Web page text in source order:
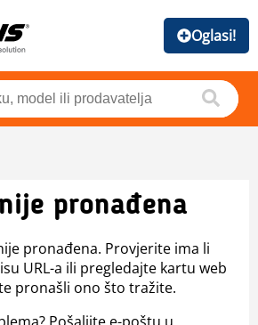
Oglasi!
pronađena
pronađena. Provjerite ima li
URL-a ili pregledajte kartu web
pronašli ono što tražite.